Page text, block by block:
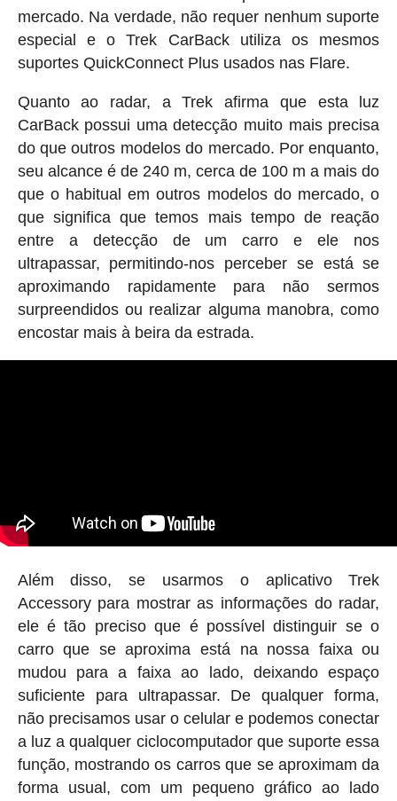
mercado. Na verdade, não requer nenhum suporte
especial e o Trek CarBack utiliza os mesmos
suportes QuickConnect Plus usados nas Flare.
Quanto ao radar, a Trek afirma que esta luz
CarBack possui uma detecção muito mais precisa
do que outros modelos do mercado. Por enquanto,
seu alcance é de 240 m, cerca de 100 m a mais do
que o habitual em outros modelos do mercado, o
que significa que temos mais tempo de reação
entre a detecção de um carro e ele nos
ultrapassar, permitindo-nos perceber se está se
aproximando rapidamente para não sermos
surpreendidos ou realizar alguma manobra, como
encostar mais à beira da estrada.
Além disso, se usarmos o aplicativo Trek
Accessory para mostrar as informações do radar,
ele é tão preciso que é possível distinguir se o
carro que se aproxima está na nossa faixa ou
mudou para a faixa ao lado, deixando espaço
suficiente para ultrapassar. De qualquer forma,
não precisamos usar o celular e podemos conectar
a luz a qualquer ciclocomputador que suporte essa
função, mostrando os carros que se aproximam da
forma usual, com um pequeno gráfico ao lado